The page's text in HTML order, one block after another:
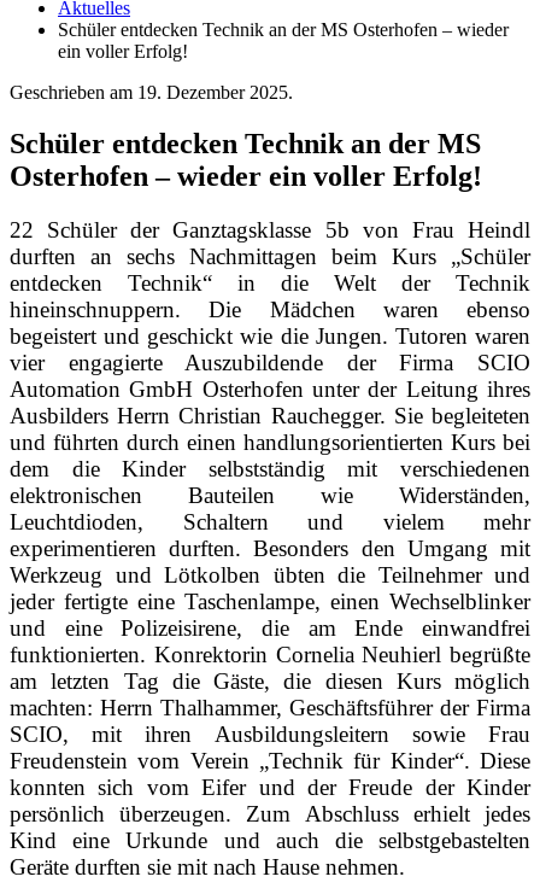
Aktuelles
Schüler entdecken Technik an der MS Osterhofen – wieder
ein voller Erfolg!
Geschrieben am 19. Dezember 2025.
Schüler entdecken Technik an der MS
Osterhofen – wieder ein voller Erfolg!
22 Schüler der Ganztagsklasse 5b von Frau Heindl
durften an sechs Nachmittagen beim Kurs „Schüler
entdecken Technik“ in die Welt der Technik
hineinschnuppern. Die Mädchen waren ebenso
begeistert und geschickt wie die Jungen. Tutoren waren
vier engagierte Auszubildende der Firma SCIO
Automation GmbH Osterhofen unter der Leitung ihres
Ausbilders Herrn Christian Rauchegger. Sie begleiteten
und führten durch einen handlungsorientierten Kurs bei
dem die Kinder selbstständig mit verschiedenen
elektronischen Bauteilen wie Widerständen,
Leuchtdioden, Schaltern und vielem mehr
experimentieren durften. Besonders den Umgang mit
Werkzeug und Lötkolben übten die Teilnehmer und
jeder fertigte eine Taschenlampe, einen Wechselblinker
und eine Polizeisirene, die am Ende einwandfrei
funktionierten. Konrektorin Cornelia Neuhierl begrüßte
am letzten Tag die Gäste, die diesen Kurs möglich
machten: Herrn Thalhammer, Geschäftsführer der Firma
SCIO, mit ihren Ausbildungsleitern sowie Frau
Freudenstein vom Verein „Technik für Kinder“. Diese
konnten sich vom Eifer und der Freude der Kinder
persönlich überzeugen. Zum Abschluss erhielt jedes
Kind eine Urkunde und auch die selbstgebastelten
Geräte durften sie mit nach Hause nehmen.